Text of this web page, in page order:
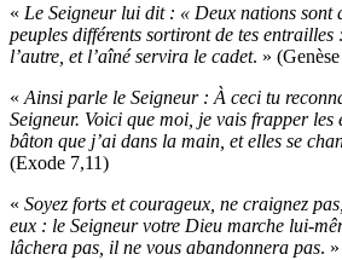
« Le Seigneur lui dit : « Deux nations sont
peuples différents sortiront de tes entrailles
l’autre, et l’aîné servira le cadet. » (
« Ainsi parle le Seigneur : À ceci tu
Seigneur. Voici que moi, je vais frapper les
bâton que j’ai dans la main, et elles se
(Exode 7,11)
« Soyez forts et courageux, ne craignez
eux : le Seigneur votre Dieu marche lui-
lâchera pas, il ne vous abandonnera pas.